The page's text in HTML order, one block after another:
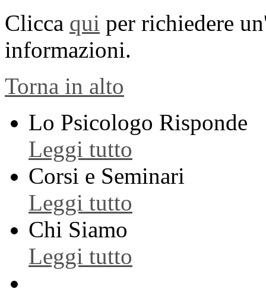
Clicca qui per richiedere
informazioni.
Torna in alto
Lo Psicologo Risponde
Leggi tutto
Corsi e Seminari
Leggi tutto
Chi Siamo
Leggi tutto